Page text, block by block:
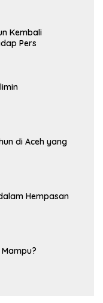
Kembali
Pers
di Aceh yang
Hempasan